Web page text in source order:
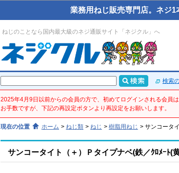
業務用ねじ販売専門店。ネジ
ねじのことなら国内最大級のネジ通販サイト「ネジクル」へ
検索
2025年4月9日以前からの会員の方で、初めてログインされる会員
お手数ですが、下記の再設定ボタンより再設定をお願いします。
現在の位置 ホーム > ねじ類 > ねじ > 樹脂用ねじ > サンコータ
サンコータイト（＋）Ｐタイプナベ(鉄／ｸﾛﾒｰﾄ(